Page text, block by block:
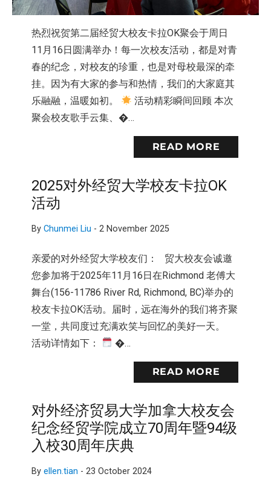
热烈祝贺第二届经贸大校友卡拉OK聚会于周日
11月16日圆满举办！每一次校友活动，都是对青
春的纪念，对校友的珍重，也是对母校最深的牵
挂。因为有大家的参与和热情，我们的大家庭其
乐融融，温暖如初。
活动精彩瞬间回顾 本次
聚会校友歌手云集、�…
READ MORE
2025对外经贸大学校友卡拉OK
活动
By Chunmei Liu - 2 November 2025
亲爱的对外经贸大学校友们： 贸大校友会诚邀
您参加将于2025年11月16日在Richmond 老傅大
舞台(156-11786 River Rd, Richmond, BC)举办的
校友卡拉OK活动。届时，远在海外的我们将齐聚
一堂，共同度过充满欢笑与回忆的美好一天。
活动详情如下：
�…
READ MORE
对外经济贸易大学加拿大校友会
纪念经贸学院成立70周年暨94级
入校30周年庆典
By ellen.tian - 23 October 2024